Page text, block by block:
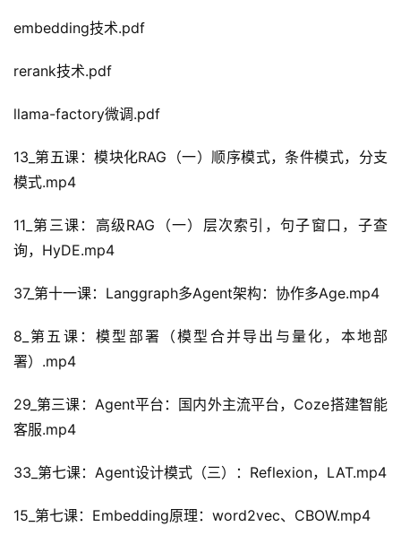
embedding技术.pdf
rerank技术.pdf
llama-factory微调.pdf
13_第五课：模块化RAG（一）顺序模式，条件模式，分支
模式.mp4
11_第三课：高级RAG（一）层次索引，句子窗口，子查
询，HyDE.mp4
37_第十一课：Langgraph多Agent架构：协作多Age.mp4
8_第五课：模型部署（模型合并导出与量化，本地部
署）.mp4
29_第三课：Agent平台：国内外主流平台，Coze搭建智能
客服.mp4
33_第七课：Agent设计模式（三）：Reflexion，LAT.mp4
15_第七课：Embedding原理：word2vec、CBOW.mp4